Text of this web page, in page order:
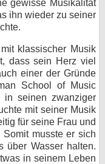
gewisse Musikalität
ihn wieder zu seiner
klassischer Musik
dass sein Herz viel
einer der Gründe
School of Music
in seinen zwanziger
mit seiner Musik
für seine Frau und
musste er sich
über Wasser halten.
in seinem Leben